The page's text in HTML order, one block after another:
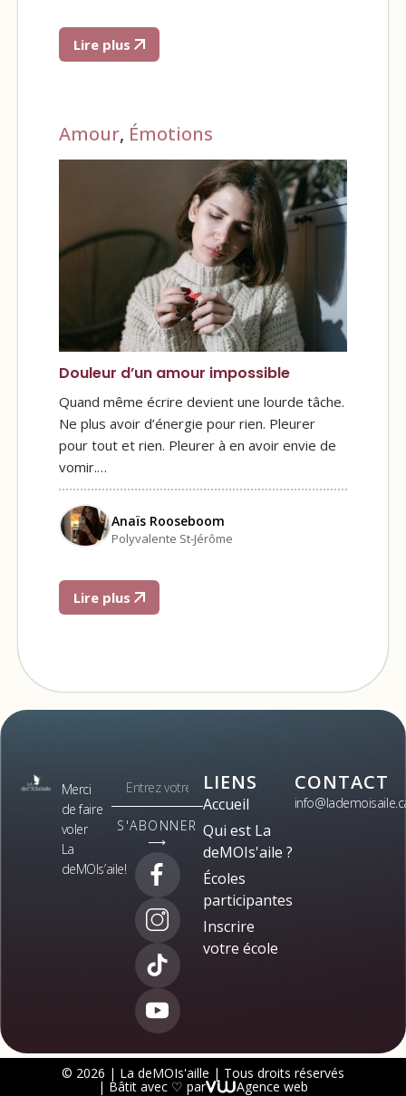
Lire plus
Amour, Émotions
Douleur d’un amour impossible
Quand même écrire devient une lourde tâche.
Ne plus avoir d’énergie pour rien. Pleurer
pour tout et rien. Pleurer à en avoir envie de
vomir.…
Anaïs Rooseboom
Polyvalente St-Jérôme
Lire plus
Merci
de faire
voler
La
deMOIs’aile!
S'ABONNER
⟶
LIENS
Accueil
Qui est La
deMOIs'aile ?
Écoles
participantes
Inscrire
votre école
CONTACT
© 2026 | La deMOIs'aille | Tous droits réservés
| Bâtit avec ♡ par Agence web